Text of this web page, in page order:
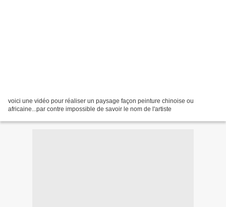
voici une vidéo pour réaliser un paysage façon peinture chinoise ou
africaine...par contre impossible de savoir le nom de l'artiste